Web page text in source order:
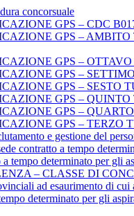
concorsuale
GPS – CDC
GPS –
GPS –
GPS –
GPS – SESTO
GPS – QUINTO
GPS –
GPS – TERZO
e gestione del
contratto a tempo
tempo determinato per
– CLASSE DI
ad esaurimento di
determinato per gli